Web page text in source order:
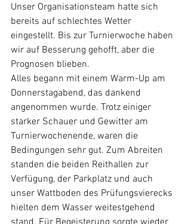
Unser Organisationsteam hatte sich
bereits auf schlechtes Wetter
eingestellt. Bis zur Turnierwoche haben
wir auf Besserung gehofft, aber die
Prognosen blieben.
Alles begann mit einem Warm-Up am
Donnerstagabend, das dankend
angenommen wurde. Trotz einiger
starker Schauer und Gewitter am
Turnierwochenende, waren die
Bedingungen sehr gut. Zum Abreiten
standen die beiden Reithallen zur
Verfügung, der Parkplatz und auch
unser Wattboden des Prüfungsvierecks
hielten dem Wasser weitestgehend